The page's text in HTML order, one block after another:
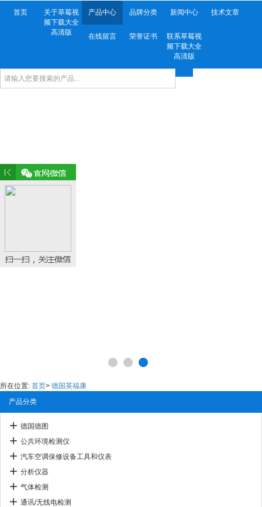
首页
关于草莓视
频下载大全
高清版
产品中心 品牌分类 新闻中心 技术文章
在线留言 荣誉证书
联系草莓视
频下载大全
高清版
所在位置: 首页> 德国英福康
产品分类
德国德图
公共环境检测仪
汽车空调保修设备工具和仪表
分析仪器
气体检测
通讯/无线电检测